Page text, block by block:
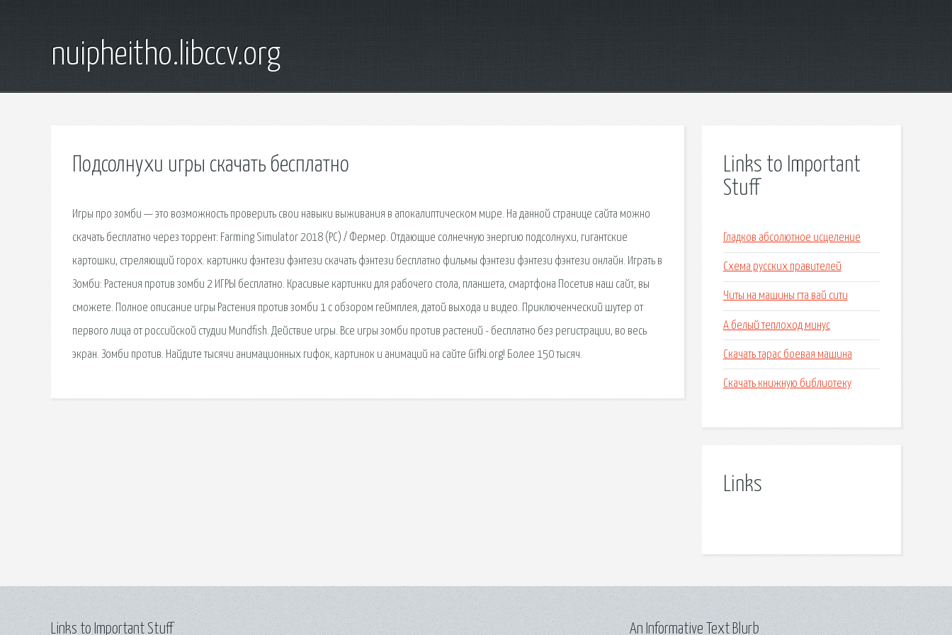
nuipheitho.libccv.org
Подсолнухи игры скачать бесплатно
Игры про зомби — это возможность проверить свои навыки выживания в апокалиптическом мире. На данной странице сайта можно
скачать бесплатно через торрент: Farming Simulator 2018 (PC) / Фермер. Отдающие солнечную энергию подсолнухи, гигантские
картошки, стреляющий горох. картинки фэнтези фэнтези скачать фэнтези бесплатно фильмы фэнтези фэнтези фэнтези онлайн. Играть в
Зомби: Растения против зомби 2 ИГРЫ бесплатно. Красивые картинки для рабочего стола, планшета, смартфона Посетив наш сайт, вы
сможете. Полное описание игры Растения против зомби 1 с обзором геймплея, датой выхода и видео. Приключенческий шутер от
первого лица от российской студии Mundfish. Действие игры. Все игры зомби против растений - бесплатно без регистрации, во весь
экран. Зомби против. Найдите тысячи анимационных гифок, картинок и анимаций на сайте Gifki.org! Более 150 тысяч.
Links to Important
Stuff
Гладков абсолютное исцеление
Схема русских правителей
Читы на машины гта вай сити
А белый теплоход минус
Скачать тарас боевая машина
Скачать книжную библиотеку
Links
Links to Important Stuff An Informative Text Blurb